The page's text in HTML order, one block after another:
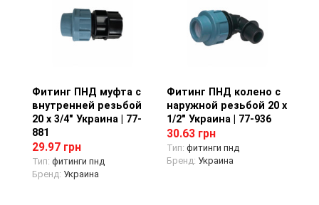
Просмотр товара
Фитинг ПНД муфта с
внутренней резьбой
20 х 3/4" Украина | 77-
881
29.97 грн
Тип: фитинги пнд
Бренд: Украина
Просмотр товара
Фитинг ПНД колено с
наружной резьбой 20 х
1/2" Украина | 77-936
30.63 грн
Тип: фитинги пнд
Бренд: Украина